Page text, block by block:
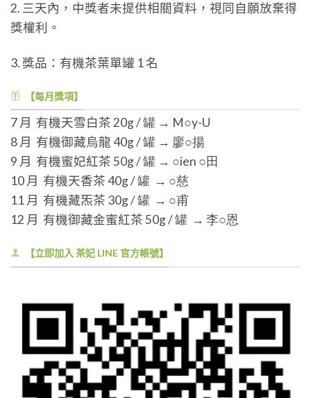
2. 三天內，中獎者未提供相關資料，視同自願放棄得
獎權利。
3. 獎品：有機茶葉單罐 1名
【每月獎項】
7 月 有機天雪白茶20g / 罐 → M○y-U
8 月 有機御藏烏龍 40g / 罐 → 廖○揚
9 月 有機蜜妃紅茶50g / 罐 → ○ien ○田
10 月 有機天香茶 40g / 罐 → ○慈
11 月 有機藏炁茶 30g / 罐 → ○甫
12 月 有機御藏金蜜紅茶50g / 罐 → 李○恩
【立即加入 茶妃 LINE 官方帳號】